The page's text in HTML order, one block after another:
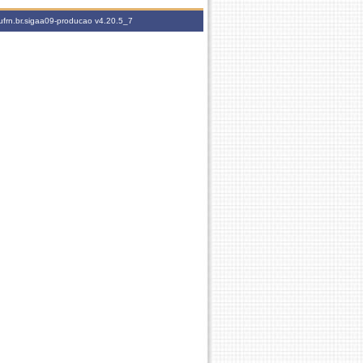
producao v4.20.5_7